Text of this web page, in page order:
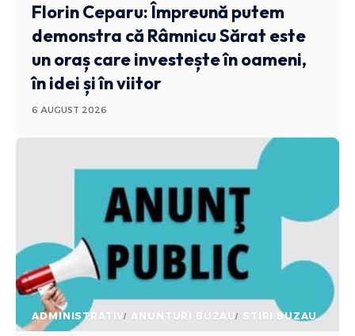
Florin Ceparu: Împreună putem
demonstra că Râmnicu Sărat este
un oraș care investește în oameni,
în idei și în viitor
6 AUGUST 2026
ADMINISTRATIV ANUNTURI BUZAU STIRI BUZAU